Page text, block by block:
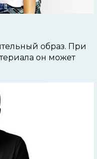
образ. При
он может